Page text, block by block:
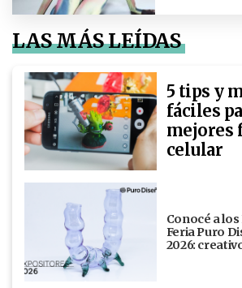
LAS MÁS LEÍDAS
5 tips y
fáciles
mejores
celular
Conocé a
Feria Puro
2026: